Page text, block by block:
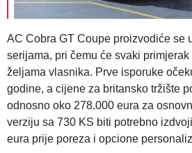
AC Cobra GT Coupe proizvodiće se
serijama, pri čemu će svaki
željama vlasnika. Prve isporuke
godine, a cijene za britansko tržište
odnosno oko 278.000 eura za
verziju sa 730 KS biti potrebno
eura prije poreza i opcione